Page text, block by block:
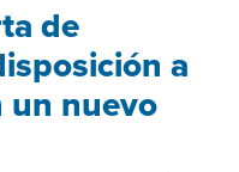
de
a
un nuevo